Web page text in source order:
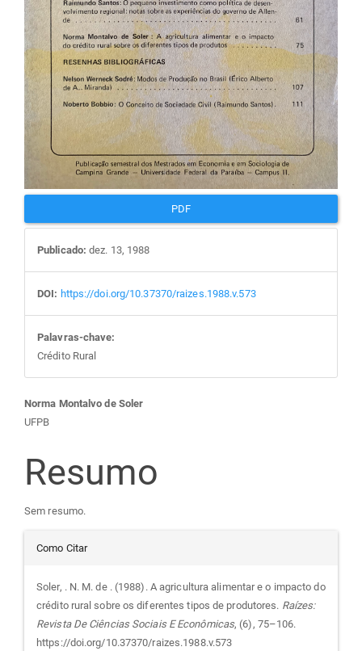
PDF
Publicado: dez. 13, 1988
DOI: https://doi.org/10.37370/raizes.1988.v.573
Palavras-chave:
Crédito Rural
Conteúdo
do
artigo
principal
Norma Montalvo de Soler
UFPB
Resumo
Sem resumo.
Detalhes
do
artigo
Como Citar
Soler, . N. M. de . (1988). A agricultura alimentar e o impacto do
crédito rural sobre os diferentes tipos de produtores. Raízes:
Revista De Ciências Sociais E Econômicas, (6), 75–106.
https://doi.org/10.37370/raizes.1988.v.573